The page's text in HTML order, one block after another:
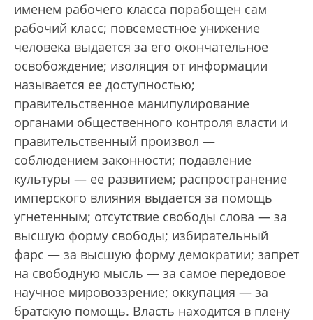
именем рабочего класса порабощен сам
рабочий класс; повсеместное унижение
человека выдается за его окончательное
освобождение; изоляция от информации
называется ее доступностью;
правительственное манипулирование
органами общественного контроля власти и
правительственный произвол —
соблюдением законности; подавление
культуры — ее развитием; распространение
имперского влияния выдается за помощь
угнетенным; отсутствие свободы слова — за
высшую форму свободы; избирательный
фарс — за высшую форму демократии; запрет
на свободную мысль — за самое передовое
научное мировоззрение; оккупация — за
братскую помощь. Власть находится в плену